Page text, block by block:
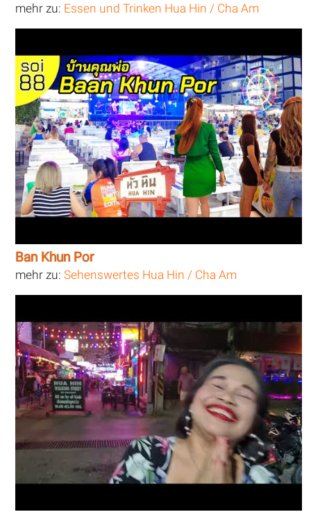
mehr zu: Essen und Trinken Hua Hin / Cha Am
Ban Khun Por
mehr zu:Sehenswertes Hua Hin / Cha Am